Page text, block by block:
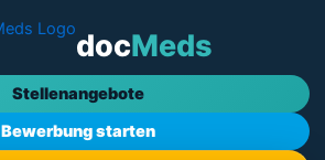
docMeds
Stellenangebote
Bewerbung starten